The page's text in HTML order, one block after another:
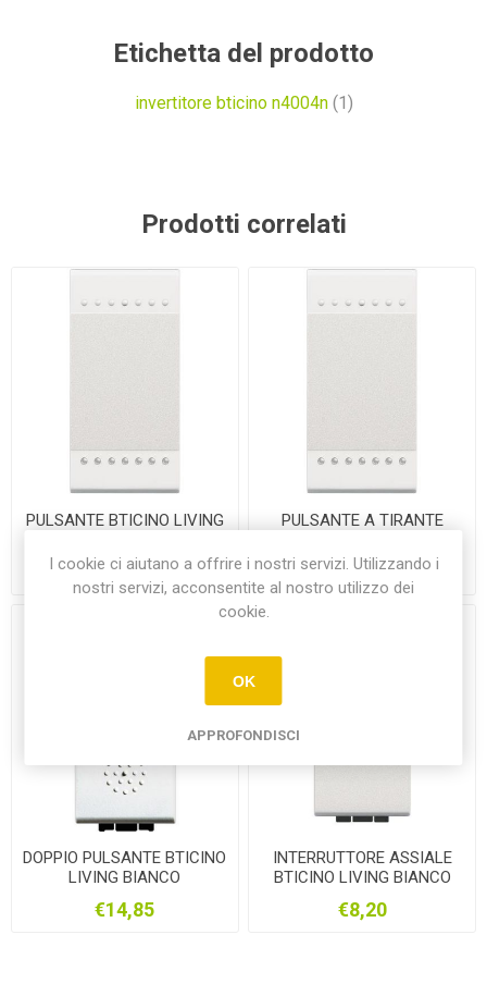
Etichetta del prodotto
invertitore bticino n4004n (1)
Prodotti correlati
PULSANTE BTICINO LIVING
€7,35
PULSANTE A TIRANTE
€14,45
DOPPIO PULSANTE BTICINO
LIVING BIANCO
€14,85
INTERRUTTORE ASSIALE
BTICINO LIVING BIANCO
€8,20
I cookie ci aiutano a offrire i nostri servizi. Utilizzando i
nostri servizi, acconsentite al nostro utilizzo dei
cookie.
OK
APPROFONDISCI